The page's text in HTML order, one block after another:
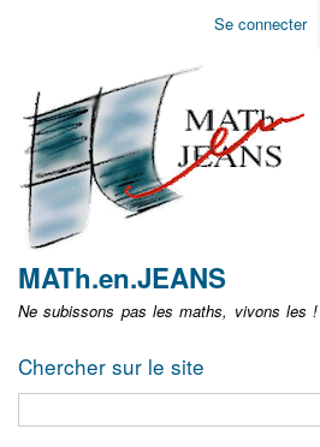
Aller
non
identifié
Se connecter
MATh.en.JEANS
Ne subissons pas les maths, vivons les !
Chercher sur le site